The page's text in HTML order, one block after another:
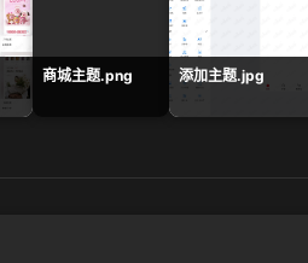
商城主题.png 添加主题.jpg